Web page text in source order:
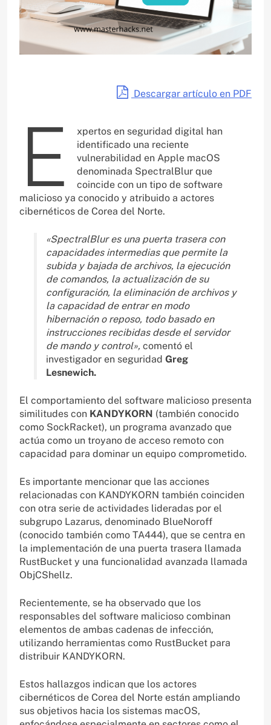
Descargar artículo en PDF
E
xpertos en seguridad digital han
identificado una reciente
vulnerabilidad en Apple macOS
denominada SpectralBlur que
coincide con un tipo de software
malicioso ya conocido y atribuido a actores
cibernéticos de Corea del Norte.
«SpectralBlur es una puerta trasera con
capacidades intermedias que permite la
subida y bajada de archivos, la ejecución
de comandos, la actualización de su
configuración, la eliminación de archivos y
la capacidad de entrar en modo
hibernación o reposo, todo basado en
instrucciones recibidas desde el servidor
de mando y control», comentó el
investigador en seguridad Greg
Lesnewich.
El comportamiento del software malicioso presenta
similitudes con KANDYKORN (también conocido
como SockRacket), un programa avanzado que
actúa como un troyano de acceso remoto con
capacidad para dominar un equipo comprometido.
Es importante mencionar que las acciones
relacionadas con KANDYKORN también coinciden
con otra serie de actividades lideradas por el
subgrupo Lazarus, denominado BlueNoroff
(conocido también como TA444), que se centra en
la implementación de una puerta trasera llamada
RustBucket y una funcionalidad avanzada llamada
ObjCShellz.
Recientemente, se ha observado que los
responsables del software malicioso combinan
elementos de ambas cadenas de infección,
utilizando herramientas como RustBucket para
distribuir KANDYKORN.
Estos hallazgos indican que los actores
cibernéticos de Corea del Norte están ampliando
sus objetivos hacia los sistemas macOS,